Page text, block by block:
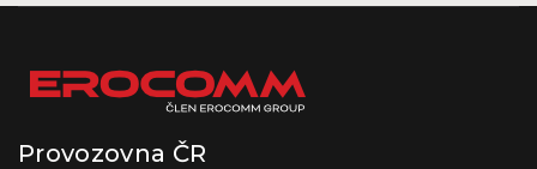
Provozovna ČR